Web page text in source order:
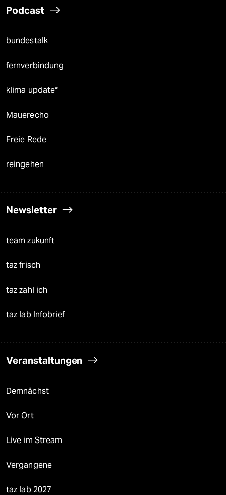
Podcast
bundestalk
fernverbindung
klima update°
Mauerecho
Freie Rede
reingehen
Newsletter
team zukunft
taz frisch
taz zahl ich
taz lab Infobrief
Veranstaltungen
Demnächst
Vor Ort
Live im Stream
Vergangene
taz lab 2027